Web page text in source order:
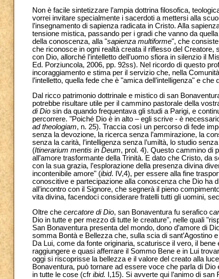
Non è facile sintetizzare l’ampia dottrina filosofica,
vorrei invitare specialmente i sacerdoti a mettersi alla
l’insegnamento di sapienza radicata in Cristo. Alla
tensione mistica, passando per i gradi che vanno da
della conoscenza, alla "sapienza multiforme", che
che riconosce in ogni realtà creata il riflesso del Creatore,
con Dio, allorché l’intelletto dell’uomo sfiora in silenzio il
Ed. Porziuncola, 2006, pp. 92ss). Nel ricordo di questo
incoraggiamento e stima per il servizio che, nella
l’intelletto, quella fede che è "amica dell’intelligenza" e
Dal ricco patrimonio dottrinale e mistico di san
potrebbe risultare utile per il cammino pastorale della
di Dio sin da quando frequentava gli studi a Parigi, e
percorrere. "Poiché Dio è in alto – egli scrive - è
ad theologiam, n. 25). Traccia così un percorso di fede
senza la devozione, la ricerca senza l’ammirazione, la
senza la carità, l’intelligenza senza l’umiltà, lo studio
(Itinerarium mentis in Deum, prol. 4). Questo cammino di
all’amore trasformante della Trinità. E dato che Cristo,
con la sua grazia, l’esplorazione della presenza divina
incontenibile amore" (ibid. IV,4), per essere alla fine
conoscitive e partecipazione alla conoscenza che Dio ha
all’incontro con il Signore, che segnerà il pieno
vita divina, facendoci considerare fratelli tutti gli uomini,
Oltre che cercatore di Dio, san Bonaventura fu serafico c
Dio in tutte e per mezzo di tutte le creature", nelle quali
San Bonaventura presenta del mondo, dono d’amore di
somma Bontà e Bellezza che, sulla scia di sant’Agostino
Da Lui, come da fonte originaria, scaturisce il vero, il
raggiungere e quasi afferrare il Sommo Bene e in Lui
oggi si riscoprisse la bellezza e il valore del creato alla
Bonaventura, può tornare ad essere voce che parla di
in tutte le cose (cfr ibid. I,15). Si avverte qui l’animo di